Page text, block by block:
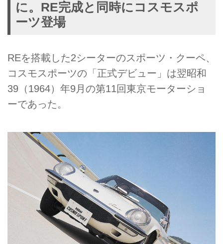
に。RE完成と同時にコスモスポ
ーツ登場
REを搭載した2シーターのスポーツ・クーペ、
コスモスポーツの「正式デビュー」は翌昭和
39（1964）年9月の第11回東京モーターショ
ーであった。